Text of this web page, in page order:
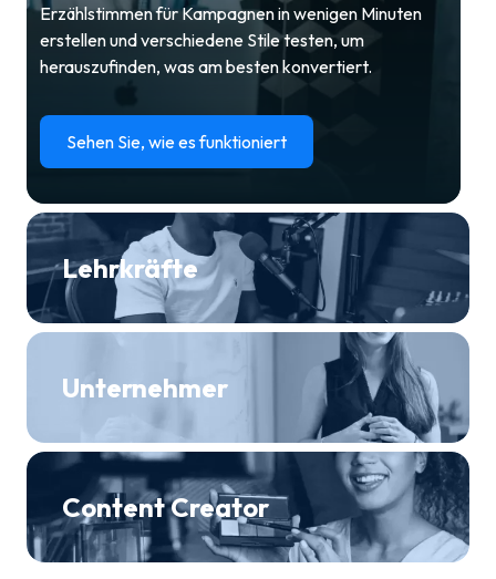
Erzählstimmen für Kampagnen in wenigen Minuten
erstellen und verschiedene Stile testen, um
herauszufinden, was am besten konvertiert.
Sehen Sie, wie es funktioniert
Lehrkräfte
Unternehmer
Content Creator